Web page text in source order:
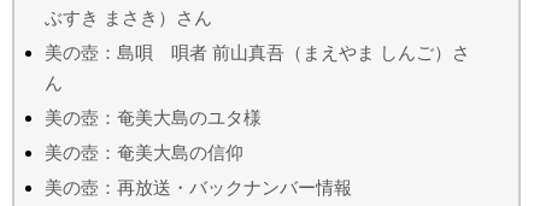
ぶすき まさき）さん
美の壺：島唄 唄者 前山真吾（まえやま しんご）さ
ん
美の壺：奄美大島のユタ様
美の壺：奄美大島の信仰
美の壺：再放送・バックナンバー情報